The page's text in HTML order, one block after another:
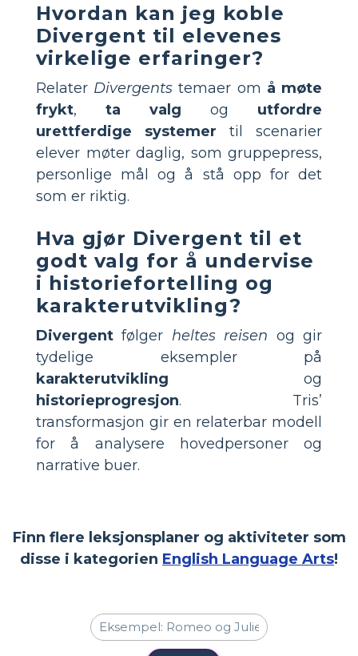
Hvordan kan jeg koble
Divergent til elevenes
virkelige erfaringer?
Relater Divergents temaer om å møte
frykt, ta valg og utfordre
urettferdige systemer til scenarier
elever møter daglig, som gruppepress,
personlige mål og å stå opp for det
som er riktig.
Hva gjør Divergent til et
godt valg for å undervise
i historiefortelling og
karakterutvikling?
Divergent følger heltes reisen og gir
tydelige eksempler på
karakterutvikling og
historieprogresjon. Tris’
transformasjon gir en relaterbar modell
for å analysere hovedpersoner og
narrative buer.
Finn flere leksjonsplaner og aktiviteter som
disse i kategorien English Language Arts!